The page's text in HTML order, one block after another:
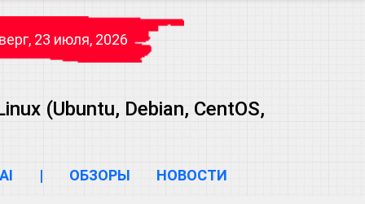
23 июля, 2026
(Ubuntu, Debian, CentOS,
AI | ОБЗОРЫ НОВОСТИ